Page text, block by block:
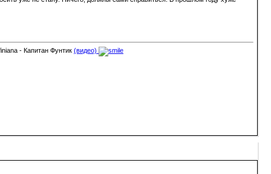
- Капитан Фунтик (видео)